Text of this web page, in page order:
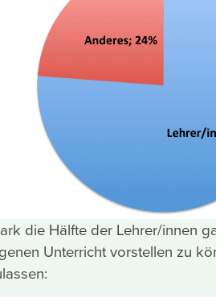
die Hälfte der Lehrer/innen
Unterricht vorstellen zu